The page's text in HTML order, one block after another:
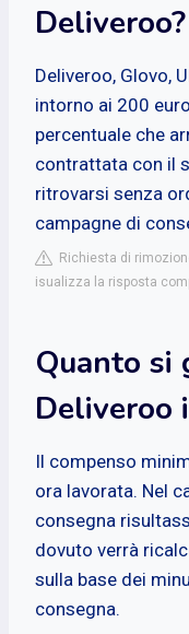
Deliveroo?
Deliveroo, Glovo,
intorno ai 200
percentuale che
contrattata con il
ritrovarsi senza
campagne di
Richiesta di
isualizza la risposta
Quanto si
Deliveroo
Il compenso
ora lavorata. Nel
consegna
dovuto verrà
sulla base dei
consegna.